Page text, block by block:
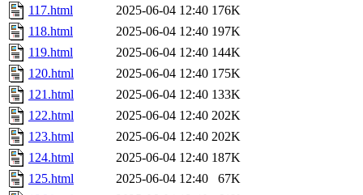
117.html
2025-06-04 12:40 176K
118.html
2025-06-04 12:40 197K
119.html
2025-06-04 12:40 144K
120.html
2025-06-04 12:40 175K
121.html
2025-06-04 12:40 133K
122.html
2025-06-04 12:40 202K
123.html
2025-06-04 12:40 202K
124.html
2025-06-04 12:40 187K
125.html
2025-06-04 12:40
67K